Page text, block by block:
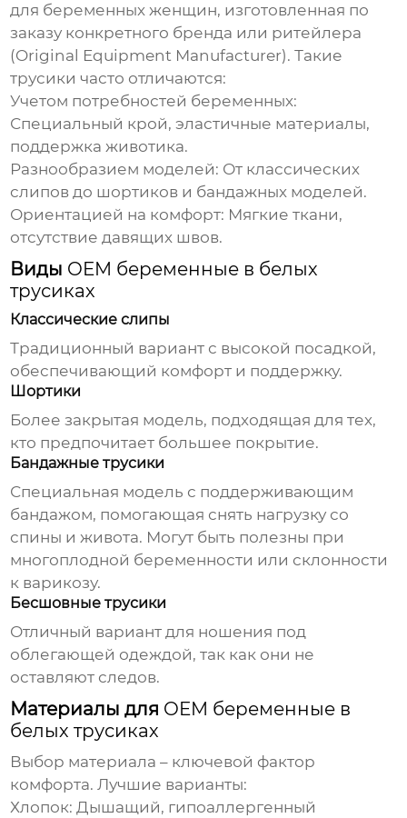
для беременных женщин, изготовленная по
заказу конкретного бренда или ритейлера
(Original Equipment Manufacturer). Такие
трусики часто отличаются:
Учетом потребностей беременных:
Специальный крой, эластичные материалы,
поддержка животика.
Разнообразием моделей: От классических
слипов до шортиков и бандажных моделей.
Ориентацией на комфорт: Мягкие ткани,
отсутствие давящих швов.
Виды OEM беременные в белых
трусиках
Классические слипы
Традиционный вариант с высокой посадкой,
обеспечивающий комфорт и поддержку.
Шортики
Более закрытая модель, подходящая для тех,
кто предпочитает большее покрытие.
Бандажные трусики
Специальная модель с поддерживающим
бандажом, помогающая снять нагрузку со
спины и живота. Могут быть полезны при
многоплодной беременности или склонности
к варикозу.
Бесшовные трусики
Отличный вариант для ношения под
облегающей одеждой, так как они не
оставляют следов.
Материалы для OEM беременные в
белых трусиках
Выбор материала – ключевой фактор
комфорта. Лучшие варианты:
Хлопок: Дышащий, гипоаллергенный